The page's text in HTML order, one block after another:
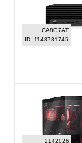
CA8G7AT
ID: 1148781745
2142026